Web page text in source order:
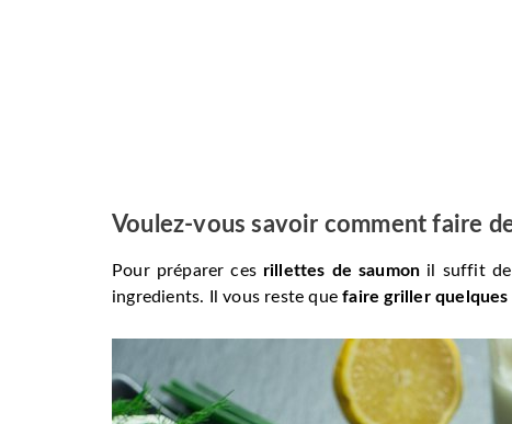
Voulez-vous savoir comment faire
Pour préparer ces rillettes de saumon il suffit
ingredients. Il vous reste quefaire griller